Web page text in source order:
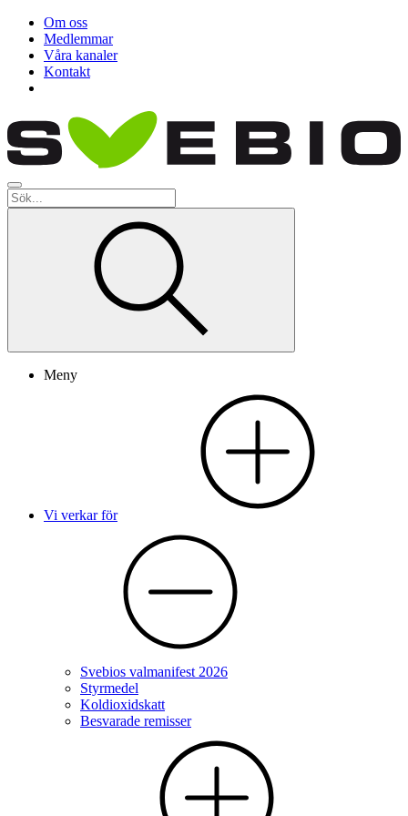
Om oss
Medlemmar
Våra kanaler
Kontakt
Meny
Vi verkar för
Svebios valmanifest 2026
Styrmedel
Koldioxidskatt
Besvarade remisser